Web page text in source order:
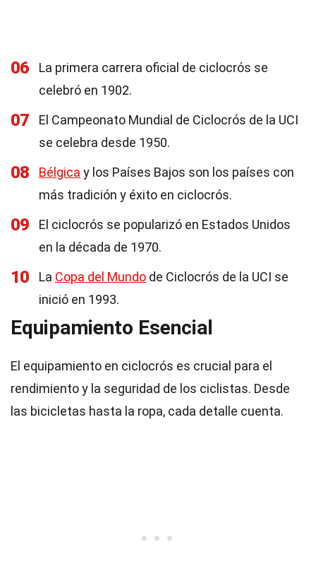
06
La primera carrera oficial de ciclocrós se
celebró en 1902.
07
El Campeonato Mundial de Ciclocrós de la UCI
se celebra desde 1950.
08 Bélgica y los Países Bajos son los países con
más tradición y éxito en ciclocrós.
09
El ciclocrós se popularizó en Estados Unidos
en la década de 1970.
10 La Copa del Mundo de Ciclocrós de la UCI se
inició en 1993.
Equipamiento Esencial
El equipamiento en ciclocrós es crucial para el
rendimiento y la seguridad de los ciclistas. Desde
las bicicletas hasta la ropa, cada detalle cuenta.